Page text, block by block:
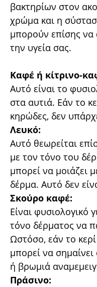
βακτηρίων στον
χρώμα και η
μπορούν επίσης
την υγεία σας.
Καφέ ή κίτρινο-
Αυτό είναι το
στα αυτιά. Εάν το
κηρώδες, δεν
Λευκό:
Αυτό θεωρείται
με τον τόνο του
μπορεί να μοιάζει
δέρμα. Αυτό δεν
Σκούρο καφέ:
Είναι φυσιολογικό
τόνο δέρματος να
Ωστόσο, εάν το
μπορεί να
ή βρωμιά
Πράσινο: